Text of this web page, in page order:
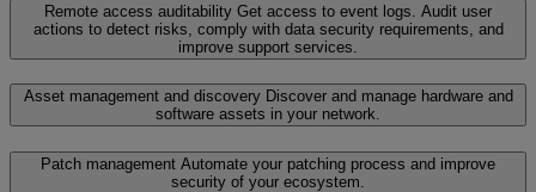
Remote access auditability Get access to event logs. Audit user
actions to detect risks, comply with data security requirements, and
improve support services.
Asset management and discovery Discover and manage hardware and
software assets in your network.
Patch management Automate your patching process and improve
security of your ecosystem.